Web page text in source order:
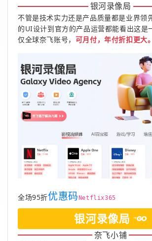
银河录像局
不管是技术实力还是产品质量都是业界领
的UI设计到官方的产品运营都能看出这是
仅全球奈飞账号， 可月付，年付折扣更大。
全场95折优惠码Netflix365
银河录像局
奈飞小铺